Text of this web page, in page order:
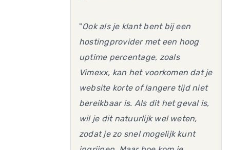
"Ook als je klant bent bij een
hostingprovider met een hoog
uptime percentage, zoals
Vimexx, kan het voorkomen dat je
website korte of langere tijd niet
bereikbaar is. Als dit het geval is,
wil je dit natuurlijk wel weten,
zodat je zo snel mogelijk kunt